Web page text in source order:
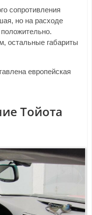
сопротивления
но на расходе
остальные габариты
европейская
Тойота